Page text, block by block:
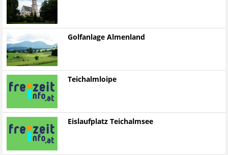
Golfanlage Almenland
Teichalmloipe
Eislaufplatz Teichalmsee